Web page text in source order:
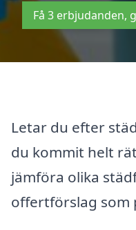
Få 3 erbjudanden,
Letar du efter
du kommit helt
jämföra olika
offertförslag som